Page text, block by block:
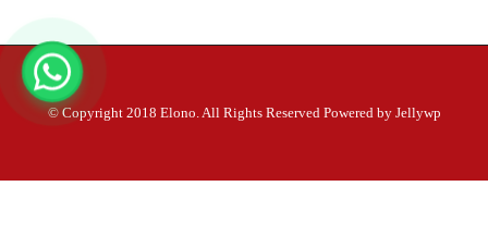
© Copyright 2018 Elono. All Rights Reserved Powered by Jellywp